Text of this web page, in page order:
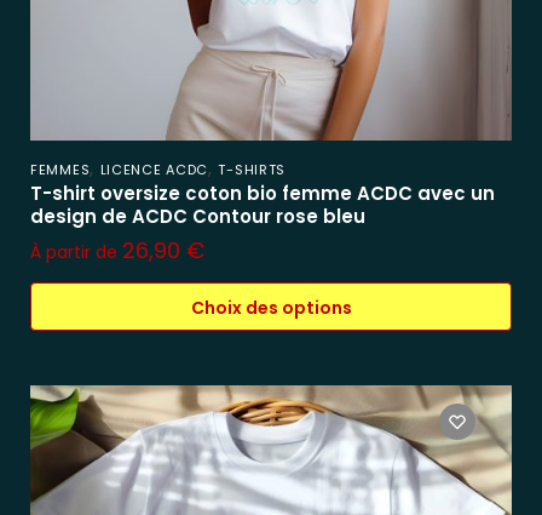
FEMMES, LICENCE ACDC,T-SHIRTS
T-shirt oversize coton bio femme ACDC avec un
design de ACDC Contour rose bleu
À partir de 26,90 €
Choix des options